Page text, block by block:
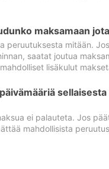
maksamaan
peruutuksesta mitään.
saatat joutua
lisäkulut
ei palauteta. Jos
mahdollisista